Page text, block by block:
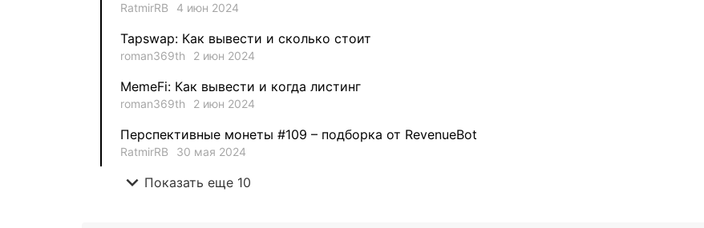
RatmirRB 4 июн 2024
Tapswap: Как вывести и сколько стоит
roman369th 2 июн 2024
MemeFi: Как вывести и когда листинг
roman369th 2 июн 2024
Перспективные монеты #109 – подборка от RevenueBot
RatmirRB 30 мая 2024
expand_more Показать еще 10